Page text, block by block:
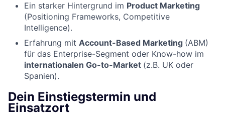
Ein starker Hintergrund im Product Marketing
(Positioning Frameworks, Competitive
Intelligence).
Erfahrung mit Account-Based Marketing (ABM)
für das Enterprise-Segment oder Know-how im
internationalen Go-to-Market (z.B. UK oder
Spanien).
Dein Einstiegstermin und
Einsatzort